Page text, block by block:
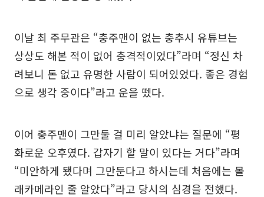
이날 최 주무관은 “충주맨이 없는 충추시 유튜브는
상상도 해본 적이 없어 충격적이었다”라며 “정신 차
려보니 돈 없고 유명한 사람이 되어있었다. 좋은 경험
으로 생각 중이다”라고 운을 뗐다.
이어 충주맨이 그만둘 걸 미리 알았냐는 질문에 “평
화로운 오후였다. 갑자기 할 말이 있다는 거다”라며
“미안하게 됐다며 그만둔다고 하시는데 처음에는 몰
래카메라인 줄 알았다”라고 당시의 심경을 전했다.